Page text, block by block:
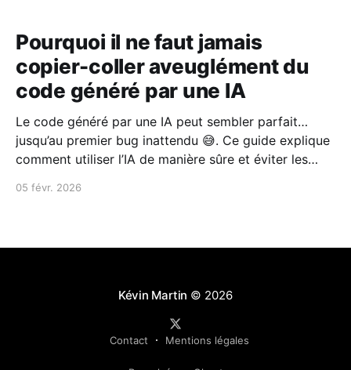
Pourquoi il ne faut jamais
copier-coller aveuglément du
code généré par une IA
Le code généré par une IA peut sembler parfait…
jusqu’au premier bug inattendu 😅. Ce guide explique
comment utiliser l’IA de manière sûre et éviter les
05 févr. 2026
Kévin Martin © 2026
Contact Mentions légales